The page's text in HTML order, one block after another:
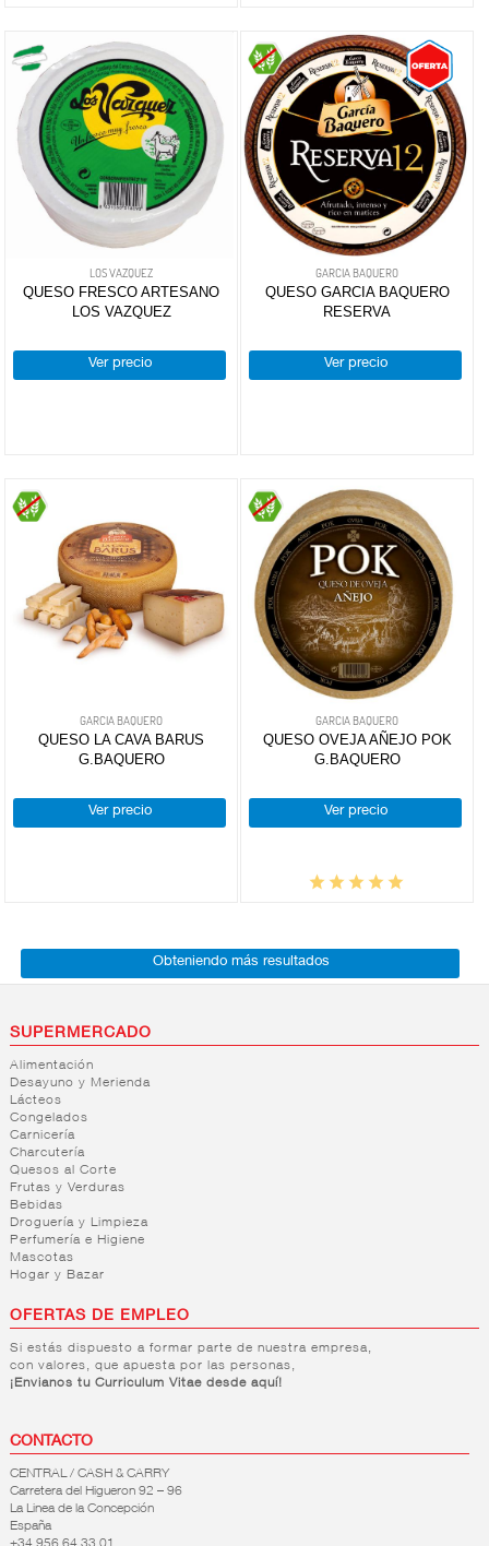
LOS VAZQUEZ
QUESO FRESCO ARTESANO
LOS VAZQUEZ
Ver precio
GARCIA BAQUERO
QUESO GARCIA BAQUERO
RESERVA
Ver precio
GARCIA BAQUERO
QUESO LA CAVA BARUS
G.BAQUERO
Ver precio
GARCIA BAQUERO
QUESO OVEJA AÑEJO POK
G.BAQUERO
Ver precio
Obteniendo más resultados
SUPERMERCADO
Alimentación
Desayuno y Merienda
Lácteos
Congelados
Carnicería
Charcutería
Quesos al Corte
Frutas y Verduras
Bebidas
Droguería y Limpieza
Perfumería e Higiene
Mascotas
Hogar y Bazar
OFERTAS DE EMPLEO
Si estás dispuesto a formar parte de nuestra empresa,
con valores, que apuesta por las personas,
¡Envianos tu Curriculum Vitae desde aquí!
CONTACTO
CENTRAL / CASH & CARRY
Carretera del Higueron 92 – 96
La Linea de la Concepción
España